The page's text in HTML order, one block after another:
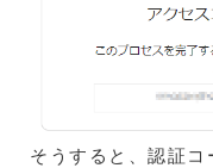
そうすると、認証コ